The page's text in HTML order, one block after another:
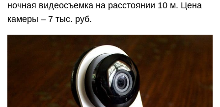
ночная видеосъемка на расстоянии 10 м. Цена
камеры – 7 тыс. руб.